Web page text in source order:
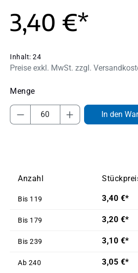
3,40 €*
Inhalt: 24
Preise exkl. MwSt. zzgl.
Produkt Anzahl: Gib den
In den
Anzahl
Bis 119 3,40 €*
Bis 179 3,20 €*
Bis 239 3,10 €*
Ab 240 3,05 €*